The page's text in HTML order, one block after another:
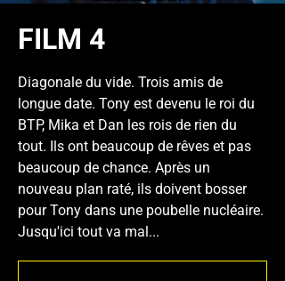
FILM 4
Diagonale du vide. Trois amis de
longue date. Tony est devenu le roi du
BTP, Mika et Dan les rois de rien du
tout. Ils ont beaucoup de rêves et pas
beaucoup de chance. Après un
nouveau plan raté, ils doivent bosser
pour Tony dans une poubelle nucléaire.